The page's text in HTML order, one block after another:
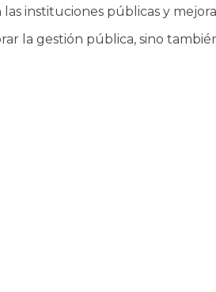
instituciones públicas y
la gestión pública, sino